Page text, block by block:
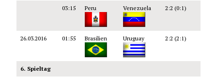
03:15 Peru Venezuela 2:2 (0:1)
26.03.2016 01:55 Brasilien Uruguay 2:2 (2:1)
6. Spieltag